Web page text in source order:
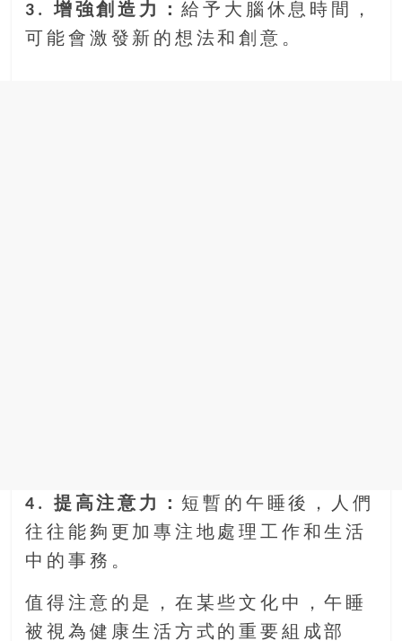
3. 增強創造力：給予大腦休息時間，
可能會激發新的想法和創意。
4. 提高注意力： 短暫的午睡後，人們
往往能夠更加專注地處理工作和生活
中的事務。
值得注意的是，在某些文化中，午睡
被視為健康生活方式的重要組成部